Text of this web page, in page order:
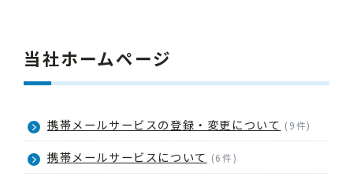
当社ホームページ
携帯メールサービスの登録・変更について (9件)
携帯メールサービスについて (6件)